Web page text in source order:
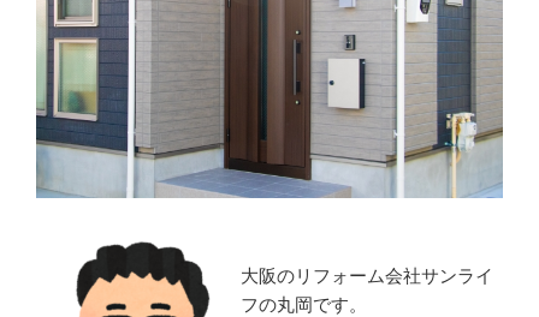
大阪のリフォーム会社サンライ
フの丸岡です。